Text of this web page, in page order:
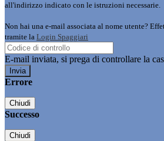
all'indirizzo indicato con le istruzioni necessarie.
Non hai una e-mail associata al nome utente?
tramite la Login Spaggiari
E-mail inviata, si prega di controllare la
Errore
Chiudi
Successo
Chiudi